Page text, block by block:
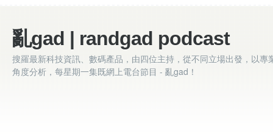
亂gad | randgad podcast
搜羅最新科技資訊、數碼產品，由四位主持，從不同立場出發，以專
角度分析，每星期一集既網上電台節目 - 亂gad！